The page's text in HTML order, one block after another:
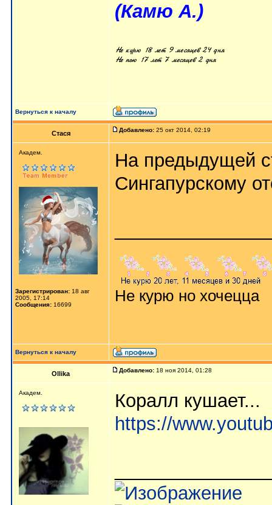
(Камю А.)
Вернуться к началу
Стася Добавлено: 25 окт 2014, 02:19
Aкaдeм.
Зарегистрирован: 18 авг
2005, 17:14
Сообщения: 16699
На предыдущей
Сингапурскому
Не курю но хочецца
Вернуться к началу
Ollika Добавлено: 18 ноя 2014, 01:28
Академ.
Коралл кушает...
https://